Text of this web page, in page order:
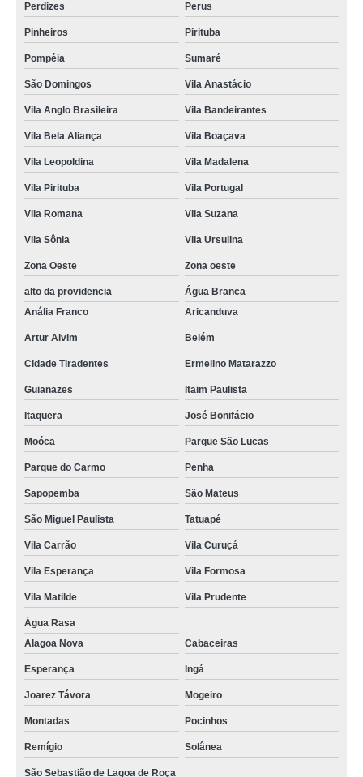
Perdizes Perus
Pinheiros Pirituba
Pompéia Sumaré
São Domingos Vila Anastácio
Vila Anglo Brasileira Vila Bandeirantes
Vila Bela Aliança Vila Boaçava
Vila Leopoldina Vila Madalena
Vila Pirituba Vila Portugal
Vila Romana Vila Suzana
Vila Sônia Vila Ursulina
Zona Oeste Zona oeste
alto da providencia
Água Branca
Anália Franco
Aricanduva
Artur Alvim Belém
Cidade Tiradentes Ermelino Matarazzo
Guianazes Itaim Paulista
Itaquera José Bonifácio
Moóca Parque São Lucas
Parque do Carmo Penha
Sapopemba São Mateus
São Miguel Paulista Tatuapé
Vila Carrão Vila Curuçá
Vila Esperança Vila Formosa
Vila Matilde Vila Prudente
Água Rasa
Alagoa Nova
Cabaceiras
Esperança Ingá
Joarez Távora Mogeiro
Montadas Pocinhos
Remígio Solânea
São Sebastião de Lagoa de Roça